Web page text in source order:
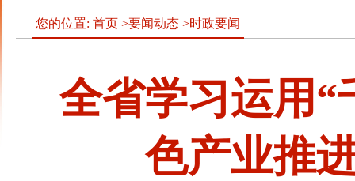
您的位置: 首页 >要闻动态 >时政要闻
全省学习运用“
色产业推